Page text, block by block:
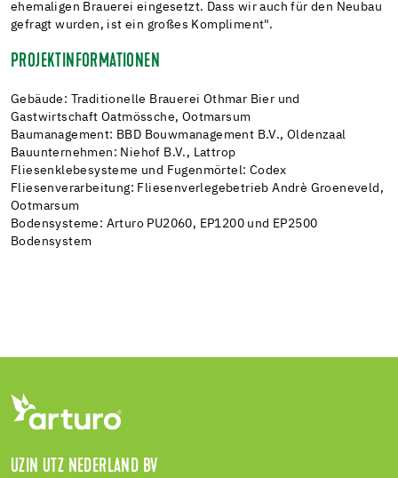
ehemaligen Brauerei eingesetzt. Dass wir auch für den Neubau
gefragt wurden, ist ein großes Kompliment".
PROJEKTINFORMATIONEN
Gebäude: Traditionelle Brauerei Othmar Bier und
Gastwirtschaft Oatmössche, Ootmarsum
Baumanagement: BBD Bouwmanagement B.V., Oldenzaal
Bauunternehmen: Niehof B.V., Lattrop
Fliesenklebesysteme und Fugenmörtel: Codex
Fliesenverarbeitung: Fliesenverlegebetrieb Andrè Groeneveld,
Ootmarsum
Bodensysteme: Arturo PU2060, EP1200 und EP2500
Bodensystem
UZIN UTZ NEDERLAND BV